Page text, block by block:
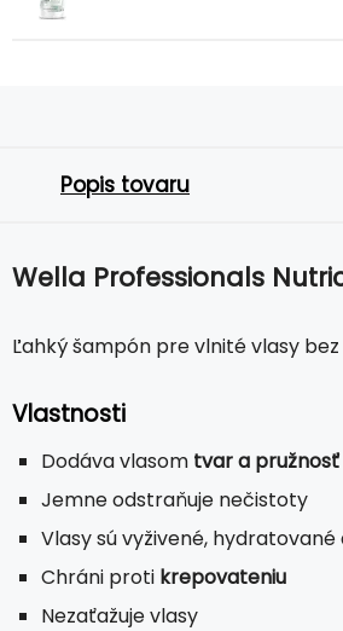
Popis tovaru
Wella Professionals
Ľahký šampón pre vlnité vlasy
Vlastnosti
Dodáva vlasom tvar a pružnosť
Jemne odstraňuje nečistoty
Vlasy sú vyživené, hydratované
Chráni proti krepovateniu
Nezaťažuje vlasy